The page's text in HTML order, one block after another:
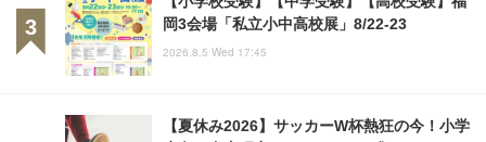
岡3会場「私立小中高校展」8/22-23
2026.8.5 Wed 17:45
【夏休み2026】サッカーW杯熱狂の今！小学